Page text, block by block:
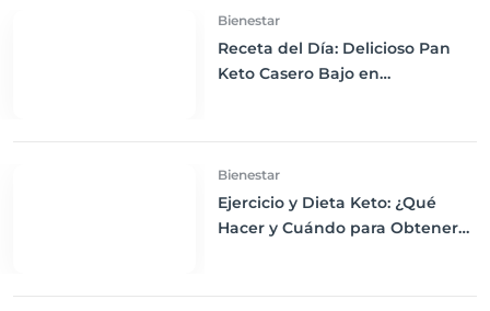
Bienestar
Receta del Día: Delicioso Pan
Keto Casero Bajo en
Bienestar
Ejercicio y Dieta Keto: ¿Qué
Hacer y Cuándo para Obtener